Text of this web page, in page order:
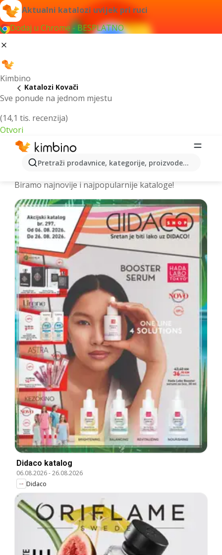
Aktualni katalozi uvijek pri ruci
Dodaj u Chrome - BESPLATNO
Kimbino
Sve ponude na jednom mjestu
(14,1 tis. recenzija)
Otvori
Pretraži prodavnice, kategorije, proizvode...
Katalozi Kovači
Izdvojili smo za vas najbolje akcije za
Biramo najnovije i najpopularnije kataloge!
Didaco katalog
06.08.2026-26.08.2026
Didaco